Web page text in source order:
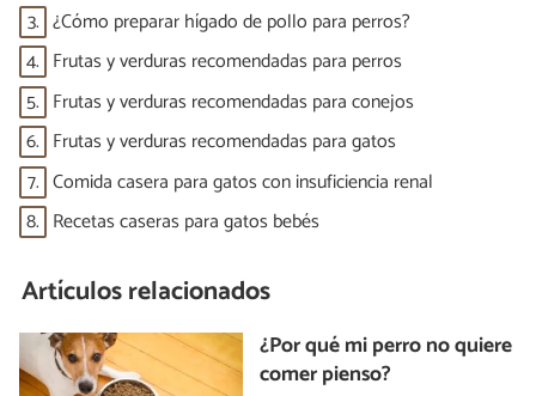
3. ¿Cómo preparar hígado de pollo para perros?
4. Frutas y verduras recomendadas para perros
5. Frutas y verduras recomendadas para conejos
6. Frutas y verduras recomendadas para gatos
7. Comida casera para gatos con insuficiencia renal
8. Recetas caseras para gatos bebés
Artículos relacionados
¿Por qué mi perro no quiere
comer pienso?